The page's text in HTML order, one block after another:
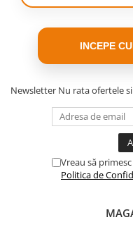
SETUL CONTINE
INCEPE
Newsletter Nu rata ofertele
Vreau să
Politica de